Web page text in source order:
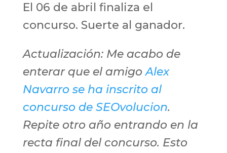
El 06 de abril finaliza el
concurso. Suerte al ganador.
Actualización: Me acabo de
enterar que el amigoAlex
Navarro se ha inscrito al
concurso de SEOvolucion.
Repite otro año entrando en la
recta final del concurso. Esto